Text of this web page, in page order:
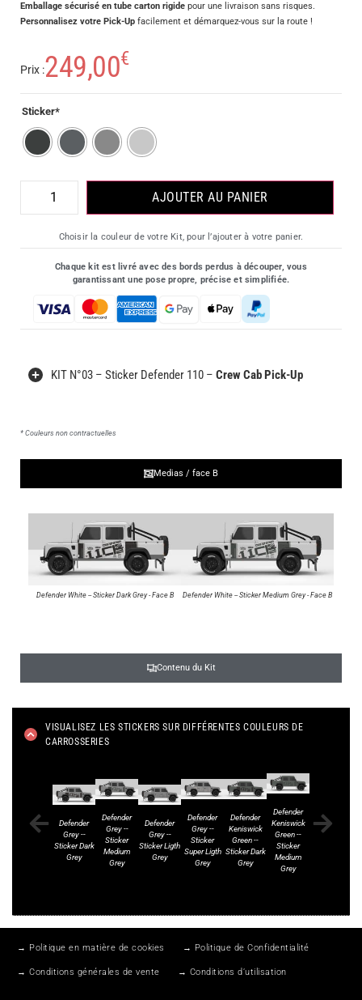
Emballage sécurisé en tube carton rigide pour une livraison sans risques.
Personnalisez votre Pick-Up facilement et démarquez-vous sur la route !
Medias / face B
Contenu du Kit
Defender White -- Sticker Dark Grey - Face B Defender White -- Sticker Medium Grey - Face B
Prix :249,00€
Sticker*
AJOUTER AU PANIER
Choisir la couleur de votre Kit, pour l’ajouter à votre panier.
Chaque kit est livré avec des bords perdus à découper, vous
garantissant une pose propre, précise et simplifiée.
KIT N°03 – Sticker Defender 110 – Crew Cab Pick-Up
* Couleurs non contractuelles
VISUALISEZ LES STICKERS SUR DIFFÉRENTES COULEURS DE
CARROSSERIES
Defender
Grey --
Sticker Dark
Grey
Defender
Grey --
Sticker
Medium
Grey
Defender
Grey --
Sticker Ligth
Grey
Defender
Grey --
Sticker
Super Ligth
Grey
Defender
Keniswick
Green --
Sticker Dark
Grey
Defender
Keniswick
Green --
Sticker
Medium
Grey
Defender
Keniswick
→ Politique en matière de cookies → Politique de Confidentialité
→ Conditions générales de vente → Conditions d’utilisation